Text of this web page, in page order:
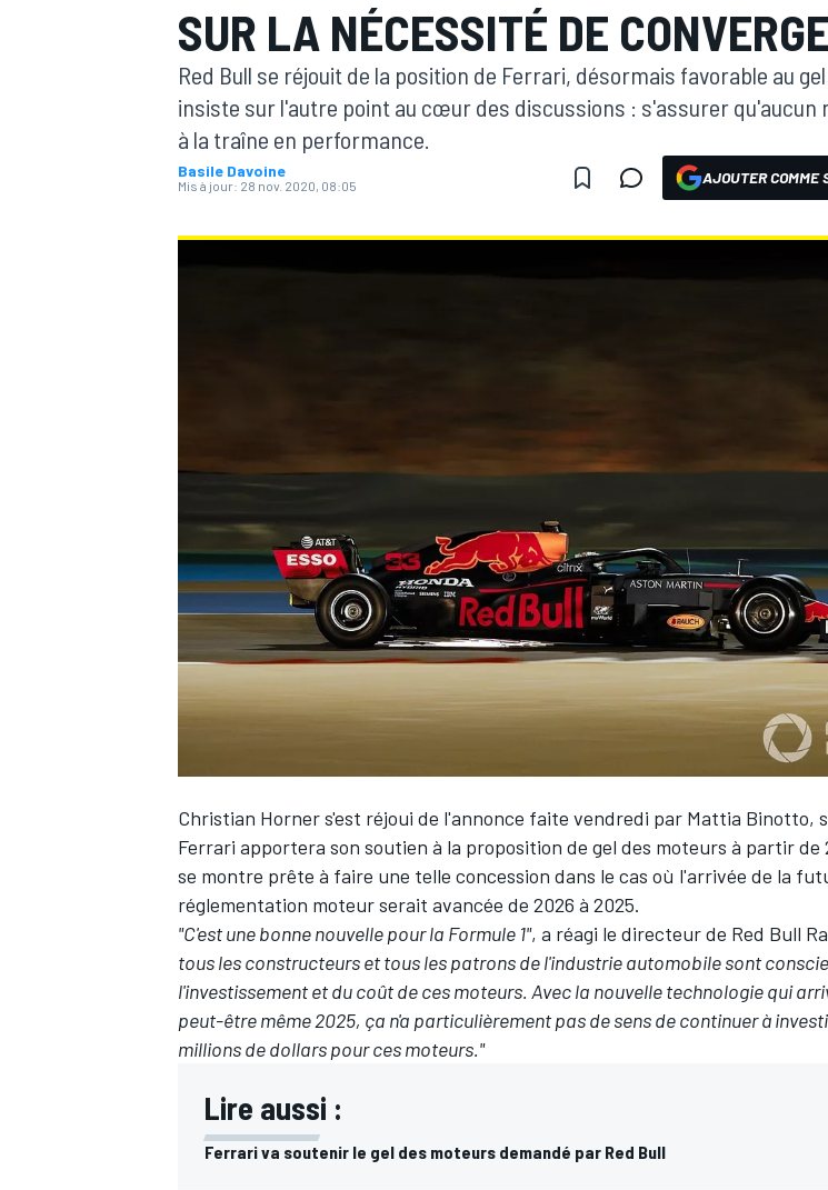
MOTOGP
WRC
WEC
SUR LA NÉCESSITÉ DE
Red Bull se réjouit de la position de Ferrari, désormais favorable au
insiste sur l'autre point au cœur des discussions : s'assurer qu'aucun
à la traîne en performance.
Basile Davoine
Mis à jour: 28 nov. 2020, 08:05 AJOUTER COMME
Christian Horner s'est réjoui de l'annonce faite vendredi par Mattia Binotto,
Ferrari apportera son soutien à la proposition de gel des moteurs à partir de
se montre prête à faire une telle concession dans le cas où l'arrivée de la
réglementation moteur serait avancée de 2026 à 2025.
"C'est une bonne nouvelle pour la Formule 1", a réagi le directeur de Red Bull
tous les constructeurs et tous les patrons de l'industrie automobile sont
l'investissement et du coût de ces moteurs. Avec la nouvelle technologie qui
peut-être même 2025, ça n'a particulièrement pas de sens de continuer à
millions de dollars pour ces moteurs."
Lire aussi :
Ferrari va soutenir le gel des moteurs demandé par Red Bull